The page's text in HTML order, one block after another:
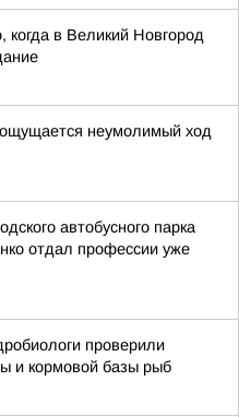
когда в Великий Новгород
ощущается неумолимый ход
автобусного парка
отдал профессии уже
проверили
и кормовой базы рыб